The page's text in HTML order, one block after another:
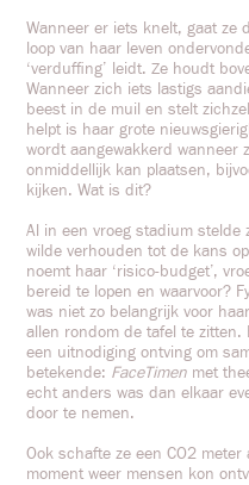
Wanneer er iets knelt, gaat ze
loop van haar leven
‘verduffing’ leidt. Ze houdt
Wanneer zich iets lastigs
beest in de muil en stelt
helpt is haar grote
wordt aangewakkerd wanneer
onmiddellijk kan plaatsen,
kijken. Wat is dit?
Al in een vroeg stadium stelde
wilde verhouden tot de kans
noemt haar ‘risico-budget’,
bereid te lopen en waarvoor?
was niet zo belangrijk voor
allen rondom de tafel te zitten.
een uitnodiging ontving om
betekende: FaceTimen met
echt anders was dan elkaar
door te nemen.
Ook schafte ze een CO2 meter
moment weer mensen kon